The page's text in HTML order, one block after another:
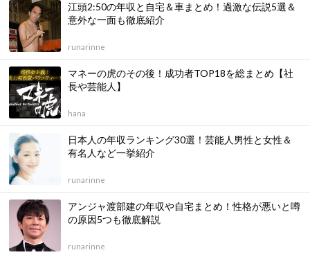
江頭2:50の年収と自宅＆車まとめ！過激な伝説5選＆
意外な一面も徹底紹介
runarinne
マネーの虎のその後！成功者TOP18を総まとめ【社
長や芸能人】
hana
日本人の年収ランキング30選！芸能人男性と女性＆
有名人など一挙紹介
runarinne
アンジャ渡部建の年収や自宅まとめ！性格が悪いと噂
の原因5つも徹底解説
runarinne